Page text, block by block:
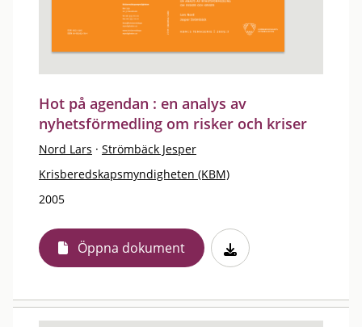
Hot på agendan : en analys av
nyhetsförmedling om risker och kriser
Nord Lars · Strömbäck Jesper
Krisberedskapsmyndigheten (KBM)
2005
Öppna dokument